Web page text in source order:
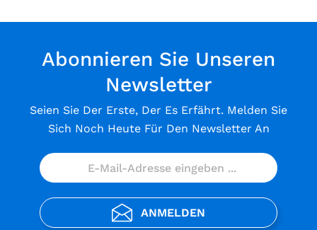
Abonnieren Sie Unseren
Newsletter
Seien Sie Der Erste, Der Es Erfährt. Melden Sie
Sich Noch Heute Für Den Newsletter An
ANMELDEN